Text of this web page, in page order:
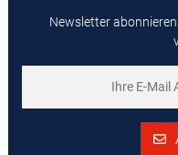
Newsletter